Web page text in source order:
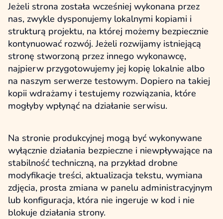
Jeżeli strona została wcześniej wykonana przez
nas, zwykle dysponujemy lokalnymi kopiami i
strukturą projektu, na której możemy bezpiecznie
kontynuować rozwój. Jeżeli rozwijamy istniejącą
stronę stworzoną przez innego wykonawcę,
najpierw przygotowujemy jej kopię lokalnie albo
na naszym serwerze testowym. Dopiero na takiej
kopii wdrażamy i testujemy rozwiązania, które
mogłyby wpłynąć na działanie serwisu.
Na stronie produkcyjnej mogą być wykonywane
wyłącznie działania bezpieczne i niewpływające na
stabilność techniczną, na przykład drobne
modyfikacje treści, aktualizacja tekstu, wymiana
zdjęcia, prosta zmiana w panelu administracyjnym
lub konfiguracja, która nie ingeruje w kod i nie
blokuje działania strony.